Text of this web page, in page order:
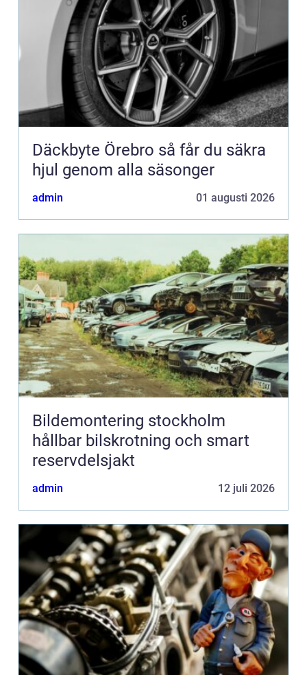
Däckbyte Örebro så får du säkra
hjul genom alla säsonger
admin 01 augusti 2026
Bildemontering stockholm
hållbar bilskrotning och smart
reservdelsjakt
admin 12 juli 2026